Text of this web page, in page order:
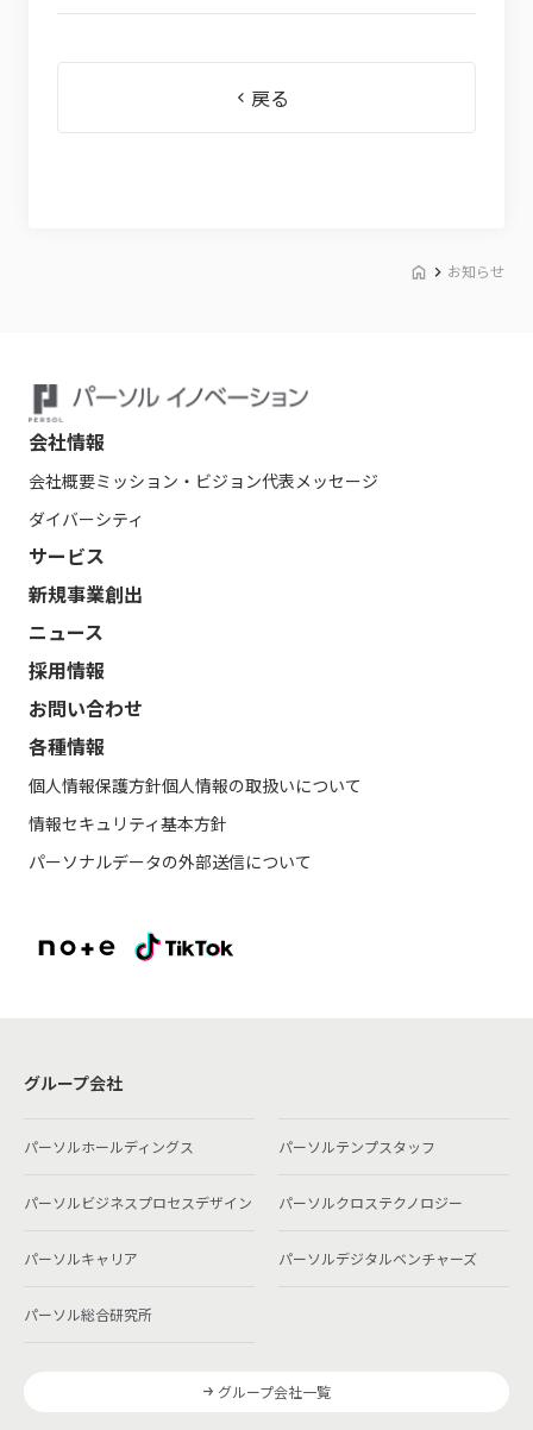
戻る
お知らせ
会社情報
会社概要ミッション・ビジョン代表メッセージ
ダイバーシティ
サービス
新規事業創出
ニュース
採用情報
お問い合わせ
各種情報
個人情報保護方針個人情報の取扱いについて
情報セキュリティ基本方針
パーソナルデータの外部送信について
グループ会社
パーソルホールディングス パーソルテンプスタッフ
パーソルビジネスプロセスデザイン パーソルクロステクノロジー
パーソルキャリア パーソルデジタルベンチャーズ
パーソル総合研究所
グループ会社一覧